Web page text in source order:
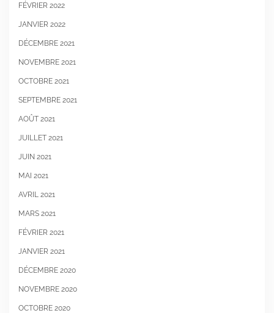
FÉVRIER 2022
JANVIER 2022
DÉCEMBRE 2021
NOVEMBRE 2021
OCTOBRE 2021
SEPTEMBRE 2021
AOÛT 2021
JUILLET 2021
JUIN 2021
MAI 2021
AVRIL 2021
MARS 2021
FÉVRIER 2021
JANVIER 2021
DÉCEMBRE 2020
NOVEMBRE 2020
OCTOBRE 2020